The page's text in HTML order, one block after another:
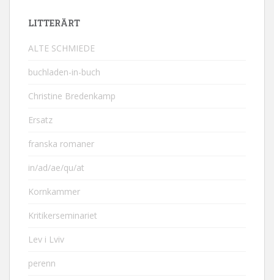
LITTERÄRT
ALTE SCHMIEDE
buchladen-in-buch
Christine Bredenkamp
Ersatz
franska romaner
in/ad/ae/qu/at
Kornkammer
Kritikerseminariet
Lev i Lviv
perenn